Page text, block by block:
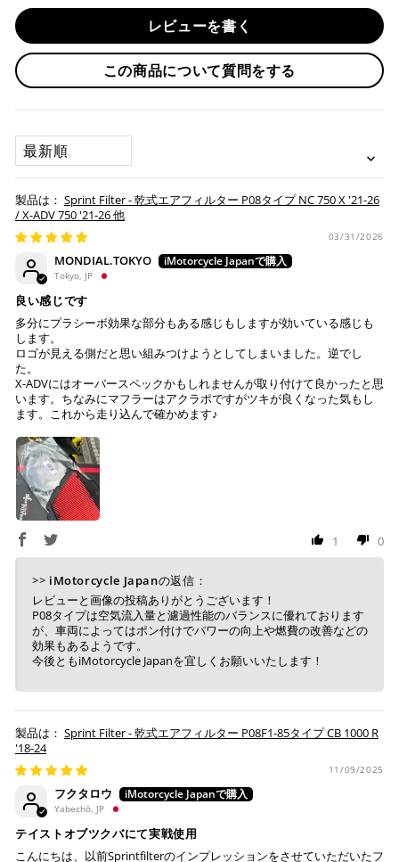
・分割払い (3,5,6,10,12,15,18,20,24回)
※ 分割払い、リボ払いは決済金額が税込10,000円以上の
場合のみご利用いただけます。
※ American Expressでの分割払いのご利用には、事前
す。
※ Diners Clubは分割払い非対応のため、一括払い・リ
ボ払いのみご利用頂けます。
※ 手数料、利息はご利用のカード会社の定めによります
ので、事前にご確認ください。
楽天ペイ
いが可能です。
楽天ポイントが貯まる・使える！「簡単」「あんしん」
「お得」な楽天ペイをご利用ください。
※ 楽天ポイントが貯まるのは楽天カード・楽天ポイン
ト・楽天ペイ残高でのお支払いに限ります。
※ 現在楽天ペイでご使用頂けるクレジットカードは
Visa、Mastercard、JCBのみです。
上記キャッシュレス決済アカウントからご希望のお支払
※ ご利用には事前にPayPay、Apple Payの利用登録が
コンビニ決済(事前決済)
・前払い決済（銀行振込等）の場合、15時までに弊社でのご
入金確認が完了いたしましたら即日発送いたします。
・お取り寄せ商品等を一緒にご注文の場合は、基本的にはお
取り寄せ商品が揃ってからの発送になります。別で発送をご
お取り寄せの場合
・商品ページの納期はあくまで目安になりますので、納期が
早まる場合もございます。
・運送状況や繁忙期の影響により遅れが生じる場合もござい
配送送料について
１回のご注文で商品代金合計が¥11,000(税込）以上の場合
は、送料が無料となります。
配送会社について
レビューを書く
この商品について質問をする
SORT BY
Sprint Filter - 乾式エアフィルター P08タイプ NC 750 X '21-26
/ X-ADV 750 '21-26 他
03/31/2026
MONDIAL.TOKYO
Tokyo, JP
良い感じです
多分にプラシーボ効果な部分もある感じもしますが効いている感じも
します。
ロゴが見える側だと思い組みつけようとしてしまいました。逆でし
た。
X-ADVにはオーバースペックかもしれませんが取り付けて良かったと思
います。ちなみにマフラーはアクラポですがツキが良くなった気もし
ます。これから走り込んで確かめます♪
1 0
>> iMotorcycle Japanの返信：
レビューと画像の投稿ありがとうございます！
P08タイプは空気流入量と濾過性能のバランスに優れております
が、車両によってはポン付けでパワーの向上や燃費の改善などの
効果もあるようです。
今後ともiMotorcycle Japanを宜しくお願いいたします！
Sprint Filter - 乾式エアフィルター P08F1-85タイプ CB 1000 R
'18-24
11/09/2025
フクタロウ
Yabechō, JP
テイストオブツクバにて実戦使用
こんにちは、以前Sprintfilterのインプレッションをさせていただいたフ